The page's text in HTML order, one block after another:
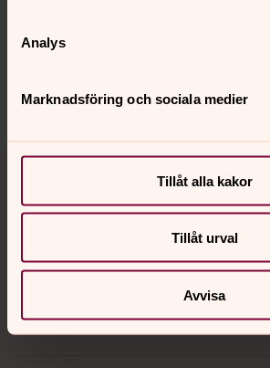
Analys
Marknadsföring och sociala medier
Tillåt alla kakor
Tillåt urval
Avvisa
bro.forsamling@svenskakyrkan.se
Tillbaka till toppen
Tillbaka till innehållet
Kontakt
Kalender